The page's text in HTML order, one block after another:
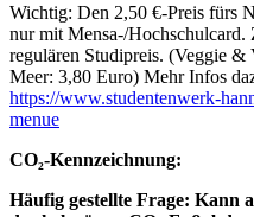
Wichtig: Den 2,50 €-Preis fürs
nur mit Mensa-/Hochschulcard.
regulären Studipreis. (Veggie
Meer: 3,80 Euro) Mehr Infos
https://www.studentenwerk-
menue
CO₂-Kennzeichnung:
Häufig gestellte Frage: Kann